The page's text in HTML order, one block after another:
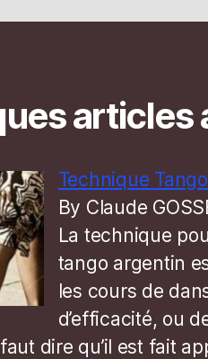
articles
Technique
By Claude
La technique
tango argentin
les cours de
d’efficacité, ou
dire qu’il est fait